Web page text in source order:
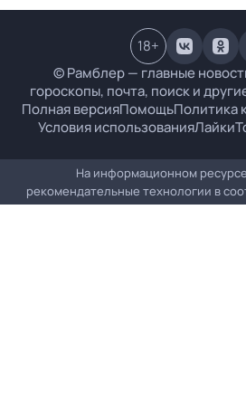
© Рамблер — главные
гороскопы, почта, поиск и
Полная версияПомощьПолитика
Условия использованияЛайки
18+
На информационном
рекомендательные технологии в